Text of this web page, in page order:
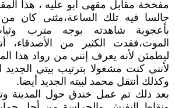
مفخخة مقابل مقهى أبو عليه ، هذا
جالسا فيه تلك الساعة،مثنى كان
بأعجوبة شاهدته بوجه مترب
الموت،فقدت الكثير من
ليطمئن لأنه يعرف إنني من رواد هذا
لأنني كنت مشغولا بترتيب بيتي الجديد
وكذلك أنتقل محمد لبيته الجديد أيضا.
بعد ذلك تم عمل خندق حول المدينة